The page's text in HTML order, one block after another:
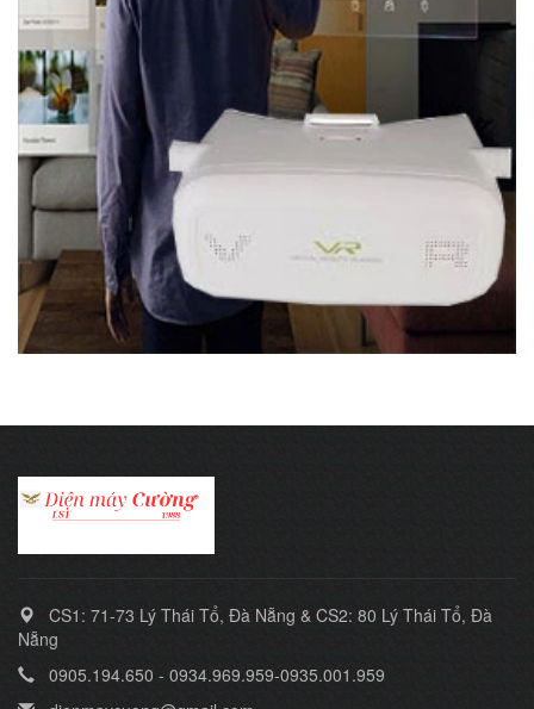
CS1: 71-73 Lý Thái Tổ, Đà Nẵng & CS2: 80 Lý Thái Tổ, Đà
Nẵng
0905.194.650 - 0934.969.959-0935.001.959